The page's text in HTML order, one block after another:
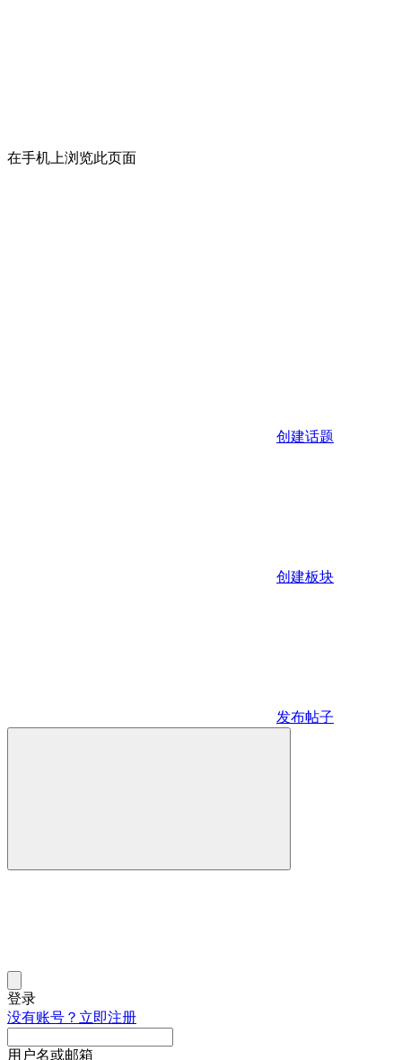
在手机上浏览此页面
创建话题
创建板块
发布帖子
登录
没有账号？立即注册
用户名或邮箱